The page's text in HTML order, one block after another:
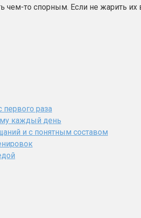
то спорным. Если не жарить
раза
каждый день
и с понятным составом